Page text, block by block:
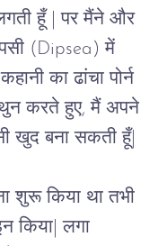
हूँ | पर मैंने और
(Dipsea) में
का ढांचा पोर्न
करते हुए, मैं अपने
खुद बना सकती हूँ|
शुरू किया था तभी
किया| लगा